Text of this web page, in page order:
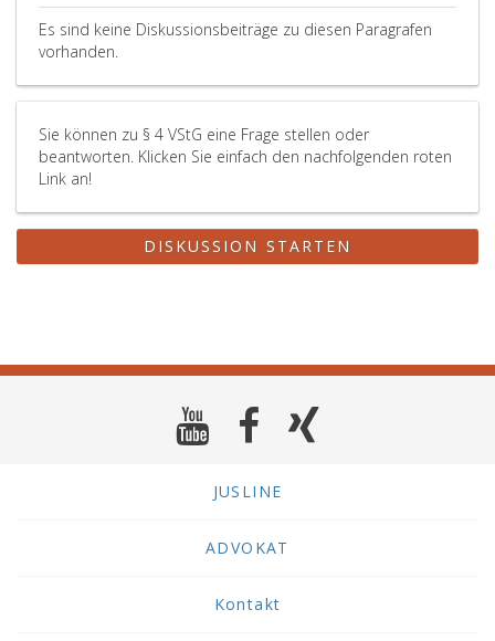
Es sind keine Diskussionsbeiträge zu diesen Paragrafen
vorhanden.
Sie können zu § 4 VStG eine Frage stellen oder
beantworten. Klicken Sie einfach den nachfolgenden roten
Link an!
DISKUSSION STARTEN
JUSLINE
ADVOKAT
Kontakt